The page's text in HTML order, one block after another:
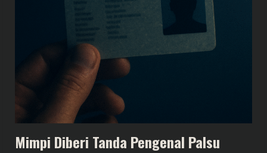
Mimpi Diberi Tanda Pengenal Palsu